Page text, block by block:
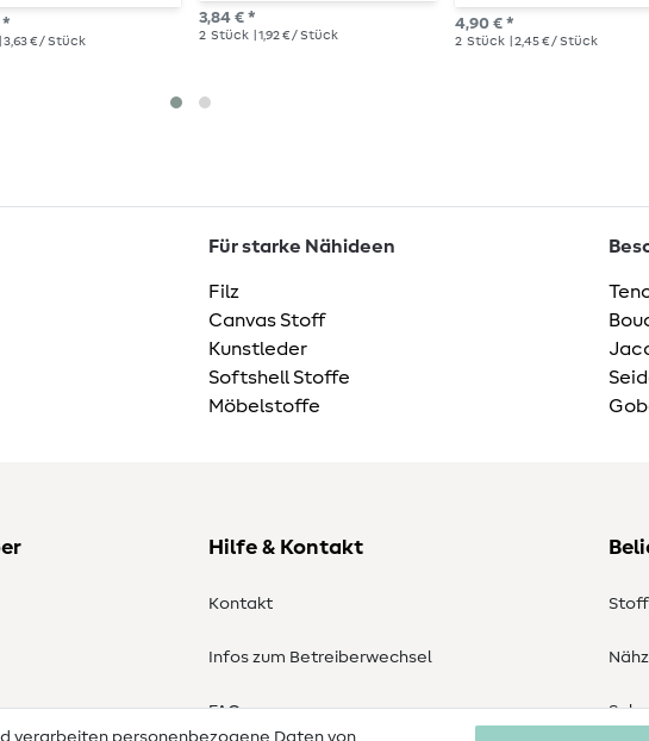
Herz
*
| 3,63 € / Stück
3,84 € *
2 Stück | 1,92 € / Stück
4,90 € *
2 Stück | 2,45 € / Stück
Für starke Nähideen
Filz
Canvas Stoff
Kunstleder
Softshell Stoffe
Möbelstoffe
Hilfe & Kontakt
Kontakt
Infos zum Betreiberwechsel
FAQ
Sale
verarbeiten personenbezogene Daten von